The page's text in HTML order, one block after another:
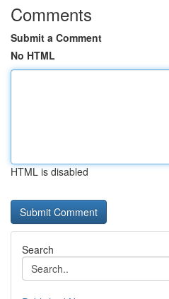
Comments
Submit a Comment
No HTML
HTML is disabled
Search